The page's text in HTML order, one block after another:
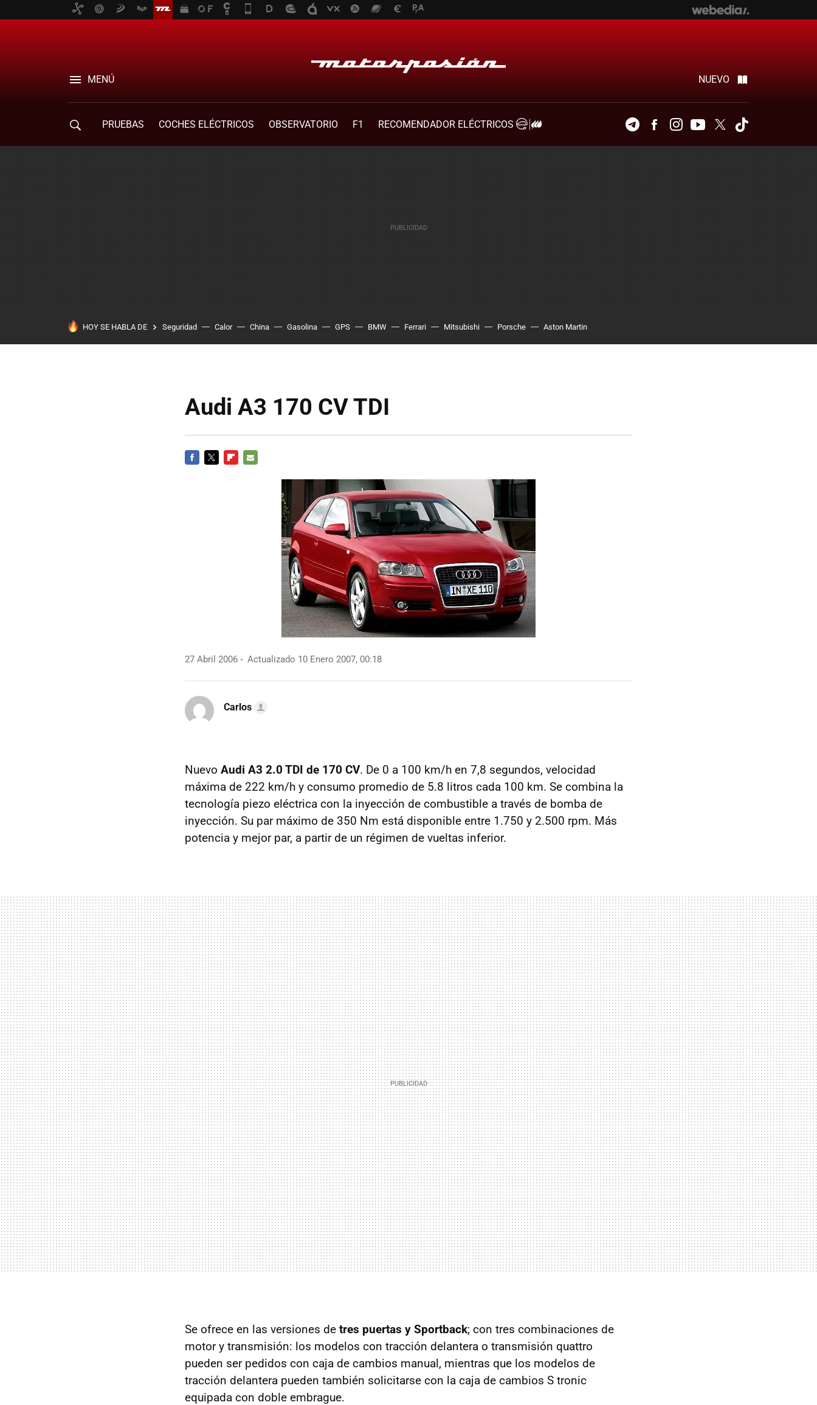
MENÚ NUEVO
PRUEBAS COCHES ELÉCTRICOS OBSERVATORIO F1
RECOMENDADOR ELÉCTRICOS
TelegramFacebookInstagramYoutubeTwitter
HOY SE HABLA DE Seguridad Calor China Gasolina GPS BMW Ferrari Mitsubishi Porsche Aston Martin
Audi A3 170 CV TDI
27 Abril 2006 Actualizado 10 Enero 2007, 00:18
Carlos
Nuevo Audi A3 2.0 TDI de 170 CV. De 0 a 100 km/h en 7,8 segundos, velocidad
máxima de 222 km/h y consumo promedio de 5.8 litros cada 100 km. Se combina la
tecnología piezo eléctrica con la inyección de combustible a través de bomba de
inyección. Su par máximo de 350 Nm está disponible entre 1.750 y 2.500 rpm. Más
potencia y mejor par, a partir de un régimen de vueltas inferior.
Se ofrece en las versiones de tres puertas y Sportback; con tres combinaciones de
motor y transmisión: los modelos con tracción delantera o transmisión quattro
pueden ser pedidos con caja de cambios manual, mientras que los modelos de
tracción delantera pueden también solicitarse con la caja de cambios S tronic
equipada con doble embrague.